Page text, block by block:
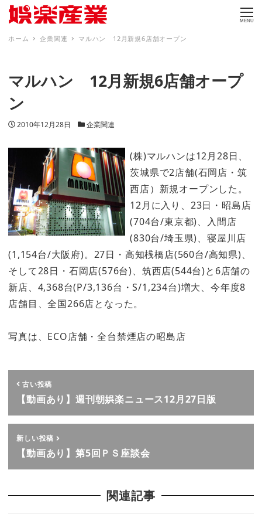
MENU
ホーム 企業関連 マルハン 12月新規6店舗オープン
マルハン 12月新規6店舗オープ
ン
投稿日
2010年12月28日 カテゴリー
企業関連
(株)マルハンは12月28日、
茨城県で2店舗(石岡店・筑
西店）新規オープンした。
12月に入り、23日・昭島店
(704台/東京都)、入間店
(830台/埼玉県)、寝屋川店
(1,154台/大阪府)。27日・高知桟橋店(560台/高知県)、
そして28日・石岡店(576台)、筑西店(544台)と6店舗の
新店、4,368台(P/3,136台・S/1,234台)増大、今年度8
店舗目、全国266店となった。
写真は、ECO店舗・全台禁煙店の昭島店
古い投稿
【動画あり】週刊朝娯楽ニュース12月27日版
新しい投稿
【動画あり】第5回ＰＳ座談会
関連記事